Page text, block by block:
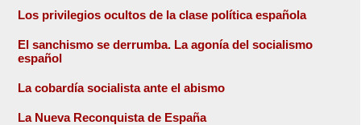
Los privilegios ocultos de la clase política española
El sanchismo se derrumba. La agonía del socialismo
español
La cobardía socialista ante el abismo
La Nueva Reconquista de España